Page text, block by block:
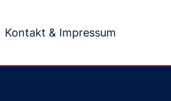
Kontakt & Impressum